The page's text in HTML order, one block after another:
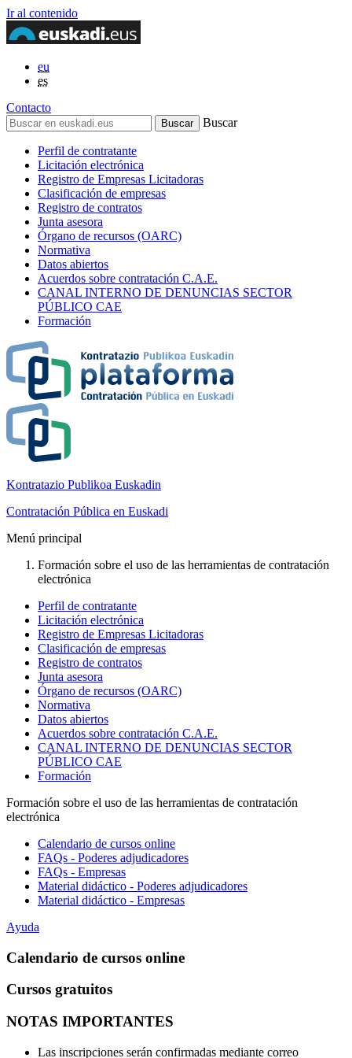
Ir al contenido
eu
es
Contacto
Buscar
Perfil de contratante
Licitación electrónica
Registro de Empresas Licitadoras
Clasificación de empresas
Registro de contratos
Junta asesora
Órgano de recursos (OARC)
Normativa
Datos abiertos
Acuerdos sobre contratación C.A.E.
CANAL INTERNO DE DENUNCIAS SECTOR
PÚBLICO CAE
Formación
Kontratazio Publikoa Euskadin
Contratación Pública en Euskadi
Menú principal
Formación sobre el uso de las herramientas de contratación
electrónica
Perfil de contratante
Licitación electrónica
Registro de Empresas Licitadoras
Clasificación de empresas
Registro de contratos
Junta asesora
Órgano de recursos (OARC)
Normativa
Datos abiertos
Acuerdos sobre contratación C.A.E.
CANAL INTERNO DE DENUNCIAS SECTOR
PÚBLICO CAE
Formación
Formación sobre el uso de las herramientas de contratación
electrónica
Calendario de cursos online
FAQs - Poderes adjudicadores
FAQs - Empresas
Material didáctico - Poderes adjudicadores
Material didáctico - Empresas
Ayuda
Calendario de cursos online
Cursos gratuitos
NOTAS IMPORTANTES
Las inscripciones serán confirmadas mediante correo